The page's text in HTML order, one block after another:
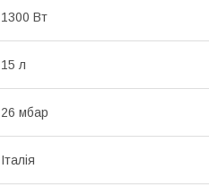
1300 Вт
15 л
26 мбар
Італія